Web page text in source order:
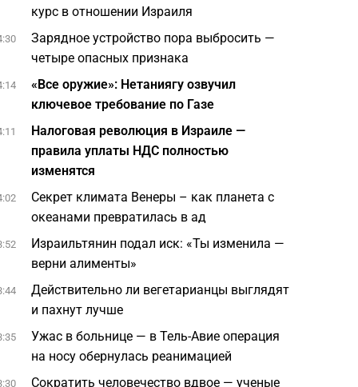
курс в отношении Израиля
Зарядное устройство пора выбросить —
четыре опасных признака
«Все оружие»: Нетаниягу озвучил
ключевое требование по Газе
Налоговая революция в Израиле —
правила уплаты НДС полностью
изменятся
Секрет климата Венеры – как планета с
океанами превратилась в ад
Израильтянин подал иск: «Ты изменила —
верни алименты»
Действительно ли вегетарианцы выглядят
и пахнут лучше
Ужас в больнице — в Тель-Авие операция
на носу обернулась реанимацией
Сократить человечество вдвое — ученые